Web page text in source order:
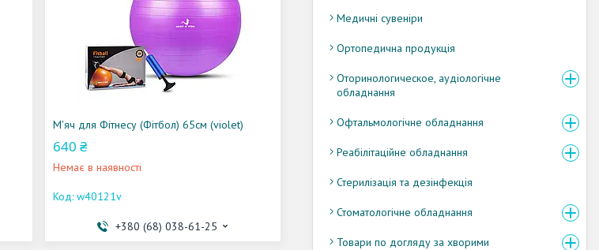
М'яч для Фітнесу (Фітбол) 65см (violet)
640 ₴
Немає в наявності
w40121v
+380 (68) 038-61-25
Медичні сувеніри
Ортопедична продукція
Оторинологическое, аудіологічне
обладнання
Офтальмологічне обладнання
Реабілітаційне обладнання
Стерилізація та дезінфекція
Стоматологічне обладнання
Товари по догляду за хворими